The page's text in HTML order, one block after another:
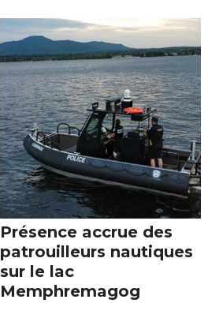
Présence accrue des
patrouilleurs nautiques
sur le lac
Memphremagog